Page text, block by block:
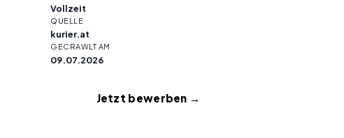
Vollzeit
QUELLE
kurier.at
GECRAWLT AM
09.07.2026
Jetzt bewerben →